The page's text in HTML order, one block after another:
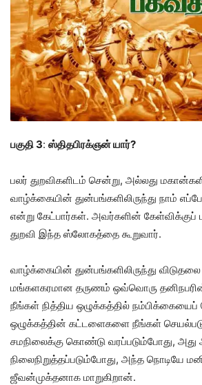
பகுதி 3: ஸ்திதபிரக்ஞன் யார்?
பலர் துறவிகளிடம் சென்று, அல்லது
வாழ்க்கையின் துன்பங்களிலிருந்து நாம்
என்று கேட்பார்கள். அவர்களின் கேள்விக்குப்
துறவி இந்த ஸ்லோகத்தை கூறுவார்.
வாழ்க்கையின் துன்பங்களிலிருந்து
மங்களகரமான தருணம் ஒவ்வொரு
நீங்கள் நித்திய ஒழுக்கத்தில்
ஒழுக்கத்தின் கட்டளைகளை நீங்கள்
சமநிலைக்கு கொண்டு வரப்படும்போது,
நிலைநிறுத்தப்படும்போது, அந்த நொடியே
ஜீவன்முக்தனாக மாறுகிறான்.